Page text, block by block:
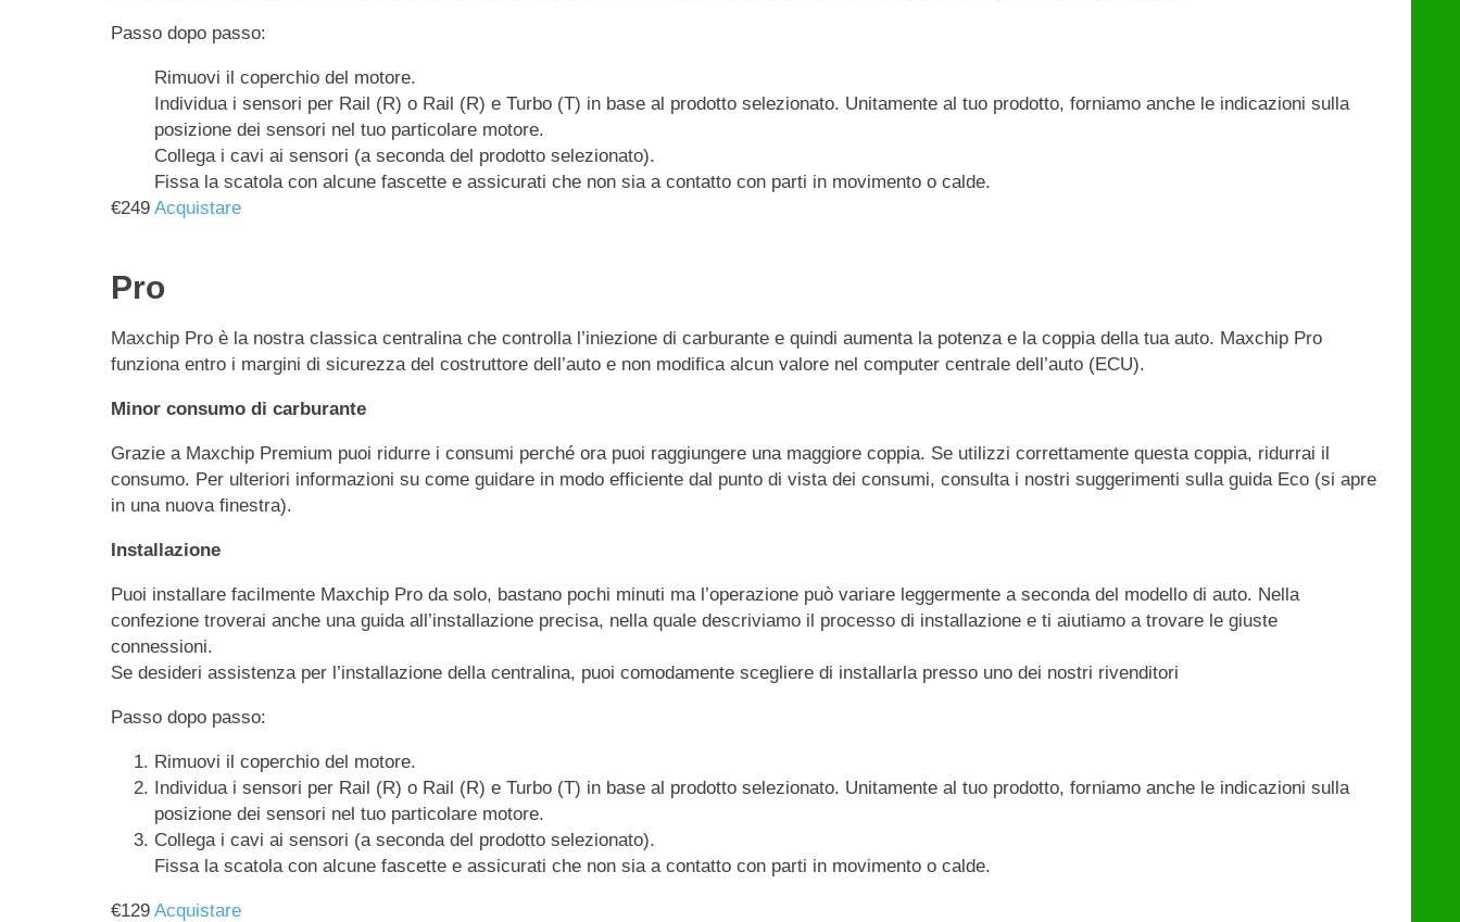
Passo dopo passo:
Rimuovi il coperchio del motore.
Individua i sensori per Rail (R) o Rail (R) e Turbo (T) in base al prodotto selezionato. Unitamente al tuo prodotto, forniamo anche le indicazioni sulla
posizione dei sensori nel tuo particolare motore.
Collega i cavi ai sensori (a seconda del prodotto selezionato).
Fissa la scatola con alcune fascette e assicurati che non sia a contatto con parti in movimento o calde.
€249 Acquistare
Pro
Maxchip Pro è la nostra classica centralina che controlla l’iniezione di carburante e quindi aumenta la potenza e la coppia della tua auto. Maxchip Pro
funziona entro i margini di sicurezza del costruttore dell’auto e non modifica alcun valore nel computer centrale dell’auto (ECU).
Minor consumo di carburante
Grazie a Maxchip Premium puoi ridurre i consumi perché ora puoi raggiungere una maggiore coppia. Se utilizzi correttamente questa coppia, ridurrai il
consumo. Per ulteriori informazioni su come guidare in modo efficiente dal punto di vista dei consumi, consulta i nostri suggerimenti sulla guida Eco (si apre
in una nuova finestra).
Installazione
Puoi installare facilmente Maxchip Pro da solo, bastano pochi minuti ma l’operazione può variare leggermente a seconda del modello di auto. Nella
confezione troverai anche una guida all’installazione precisa, nella quale descriviamo il processo di installazione e ti aiutiamo a trovare le giuste
connessioni.
Se desideri assistenza per l’installazione della centralina, puoi comodamente scegliere di installarla presso uno dei nostri rivenditori
Passo dopo passo:
Rimuovi il coperchio del motore.
Individua i sensori per Rail (R) o Rail (R) e Turbo (T) in base al prodotto selezionato. Unitamente al tuo prodotto, forniamo anche le indicazioni sulla
posizione dei sensori nel tuo particolare motore.
Collega i cavi ai sensori (a seconda del prodotto selezionato).
Fissa la scatola con alcune fascette e assicurati che non sia a contatto con parti in movimento o calde.
€129 Acquistare